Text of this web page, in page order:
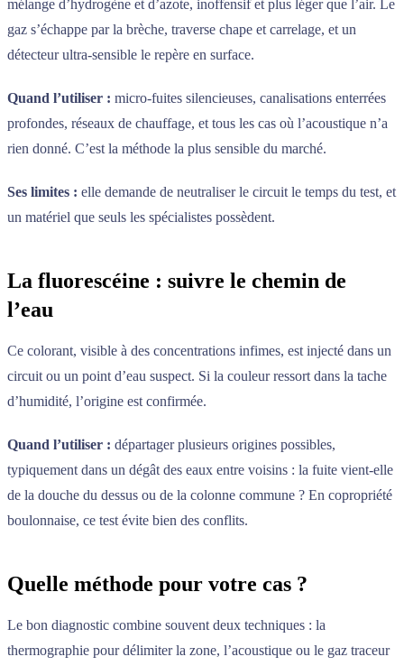
mélange d’hydrogène et d’azote, inoffensif et plus léger que l’air. Le
gaz s’échappe par la brèche, traverse chape et carrelage, et un
détecteur ultra-sensible le repère en surface.
Quand l’utiliser : micro-fuites silencieuses, canalisations enterrées
profondes, réseaux de chauffage, et tous les cas où l’acoustique n’a
rien donné. C’est la méthode la plus sensible du marché.
Ses limites : elle demande de neutraliser le circuit le temps du test, et
un matériel que seuls les spécialistes possèdent.
La fluorescéine : suivre le chemin de
l’eau
Ce colorant, visible à des concentrations infimes, est injecté dans un
circuit ou un point d’eau suspect. Si la couleur ressort dans la tache
d’humidité, l’origine est confirmée.
Quand l’utiliser : départager plusieurs origines possibles,
typiquement dans un dégât des eaux entre voisins : la fuite vient-elle
de la douche du dessus ou de la colonne commune ? En copropriété
boulonnaise, ce test évite bien des conflits.
Quelle méthode pour votre cas ?
Le bon diagnostic combine souvent deux techniques : la
thermographie pour délimiter la zone, l’acoustique ou le gaz traceur